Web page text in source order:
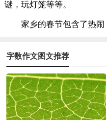
谜，玩灯笼等等。
家乡的春节包含了热闹
字数作文图文推荐